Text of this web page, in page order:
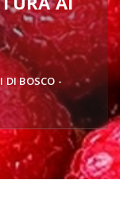
DI BOSCO -